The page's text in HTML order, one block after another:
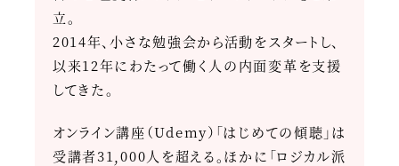
立。
2014年、小さな勉強会から活動をスタートし、
以来12年にわたって働く人の内面変革を支援
してきた。
オンライン講座（Udemy）「はじめての傾聴」は
受講者31,000人を超える。ほかに「ロジカル派